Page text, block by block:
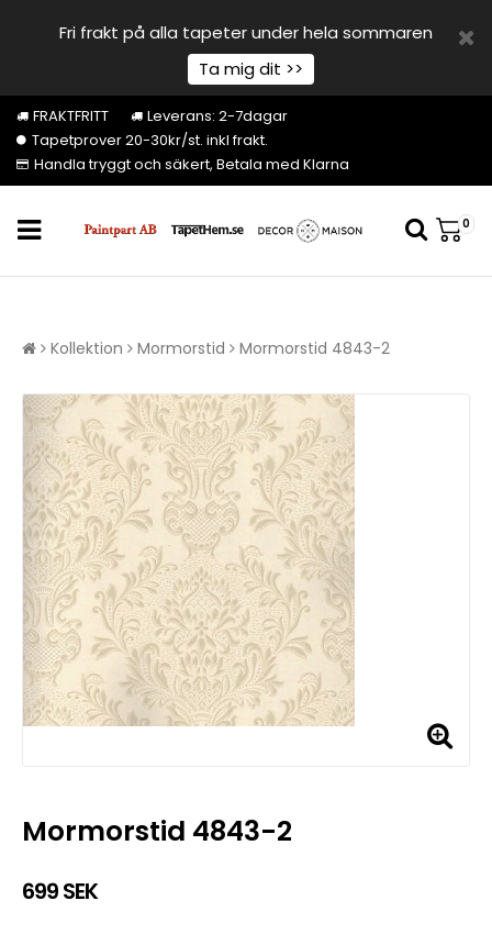
Fri frakt på alla tapeter under hela sommaren
Ta mig dit >>
FRAKTFRITT
Leverans: 2-7dagar
Tapetprover 20-30kr/st. inkl frakt.
Handla tryggt och säkert, Betala med Klarna
0
Kollektion Mormorstid Mormorstid 4843-2
Mormorstid 4843-2
699 SEK